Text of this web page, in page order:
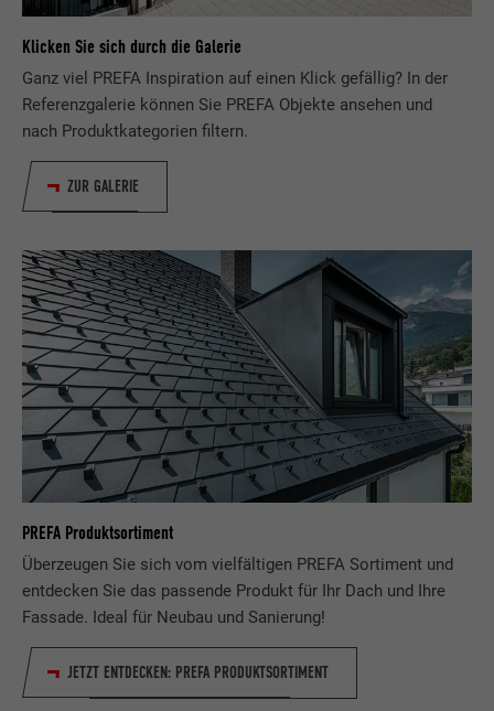
Klicken Sie sich durch die Galerie
Ganz viel PREFA Inspiration auf einen Klick gefällig? In der
Referenzgalerie können Sie PREFA Objekte ansehen und
nach Produktkategorien filtern.
ZUR GALERIE
PREFA Produktsortiment
Überzeugen Sie sich vom vielfältigen PREFA Sortiment und
entdecken Sie das passende Produkt für Ihr Dach und Ihre
Fassade. Ideal für Neubau und Sanierung!
JETZT ENTDECKEN: PREFA PRODUKTSORTIMENT